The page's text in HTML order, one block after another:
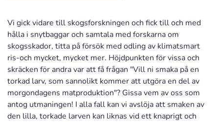
Vi gick vidare till skogsforskningen och fick till och med
hålla i snytbaggar och samtala med forskarna om
skogsskador, titta på försök med odling av klimatsmart
ris-och mycket, mycket mer. Höjdpunkten för vissa och
skräcken för andra var att få frågan "Vill ni smaka på en
torkad larv, som sannolikt kommer att utgöra en del av
morgondagens matproduktion"? Gissa vem av oss som
antog utmaningen! I alla fall kan vi avslöja att smaken av
den lilla, torkade larven kan liknas vid ett knaprigt och